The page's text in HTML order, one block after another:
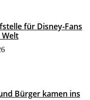
für Disney-Fans
Welt
Bürger kamen ins